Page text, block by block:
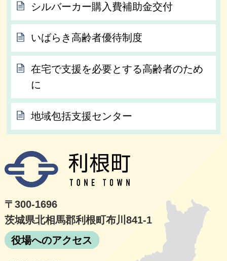
シルバーカー購入費補助金交付
いばらき高齢者優待制度
在宅で支援を必要とする高齢者のため
に
地域包括支援センター
〒300-1696
茨城県北相馬郡利根町布川841-1
役場へのアクセス